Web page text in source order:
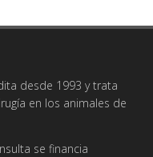
desde 1993 y trata
en los animales de
se financia